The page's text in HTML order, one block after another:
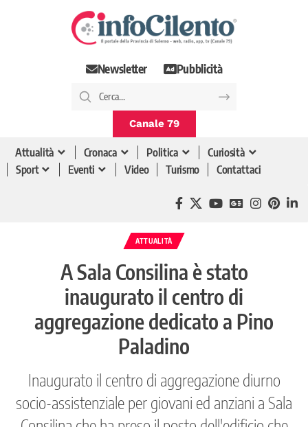
Newsletter Pubblicità
Canale 79
Attualità Cronaca Politica
Curiosità
Sport
Eventi Video Turismo Contattaci
ATTUALITÀ
A Sala Consilina è stato
inaugurato il centro di
aggregazione dedicato a Pino
Paladino
Inaugurato il centro di aggregazione diurno
socio-assistenziale per giovani ed anziani a Sala